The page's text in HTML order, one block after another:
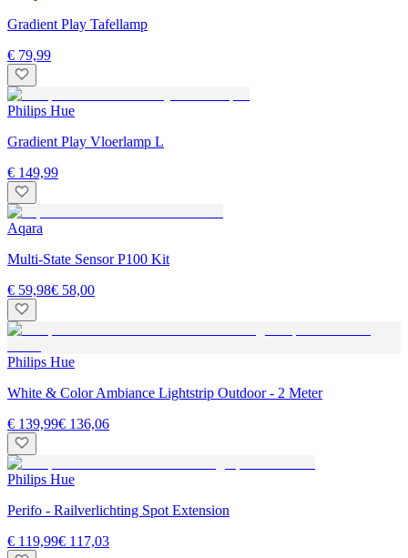
Gradient Play Tafellamp
€ 79,99
Philips Hue
Gradient Play Vloerlamp L
€ 149,99
Aqara
Multi-State Sensor P100 Kit
€ 59,98€ 58,00
Philips Hue
White & Color Ambiance Lightstrip Outdoor - 2 Meter
€ 139,99€ 136,06
Philips Hue
Perifo - Railverlichting Spot Extension
€ 119,99€ 117,03